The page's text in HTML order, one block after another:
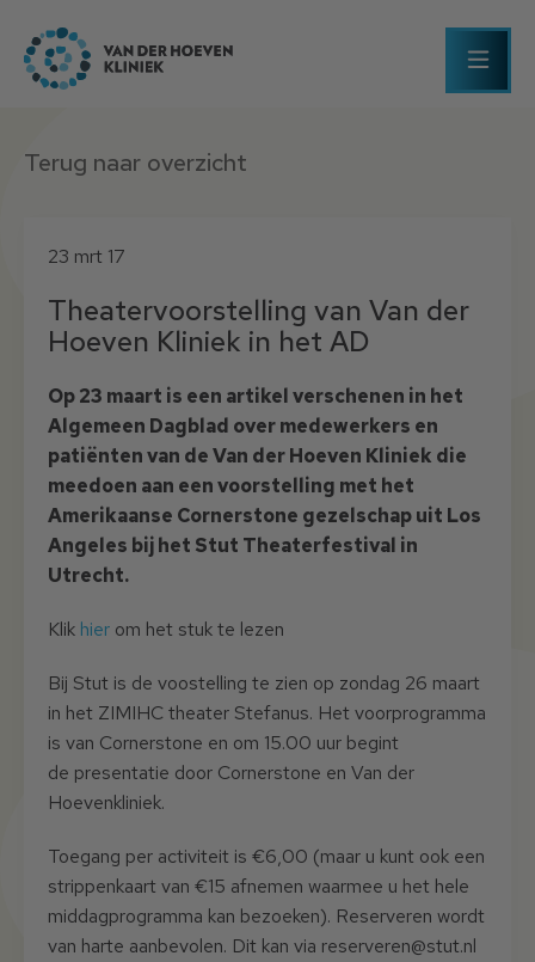
Terug naar overzicht
23 mrt 17
Theatervoorstelling van Van der
Hoeven Kliniek in het AD
Op 23 maart is een artikel verschenen in het
Algemeen Dagblad over medewerkers en
patiënten van de Van der Hoeven Kliniek die
meedoen aan een voorstelling met het
Amerikaanse Cornerstone gezelschap uit Los
Angeles bij het Stut Theaterfestival in
Utrecht.
Klik hier om het stuk te lezen
Bij Stut is de voostelling te zien op zondag 26 maart
in het ZIMIHC theater Stefanus. Het voorprogramma
is van Cornerstone en om 15.00 uur begint
de presentatie door Cornerstone en Van der
Hoevenkliniek.
Toegang per activiteit is €6,00 (maar u kunt ook een
strippenkaart van €15 afnemen waarmee u het hele
middagprogramma kan bezoeken). Reserveren wordt
van harte aanbevolen. Dit kan via reserveren@stut.nl